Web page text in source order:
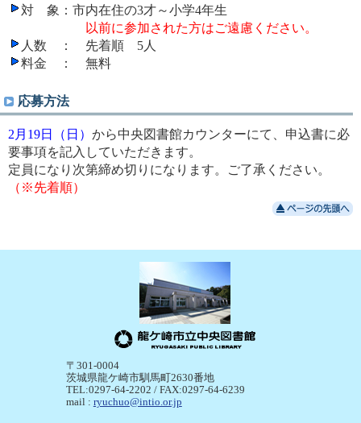
対 象：市内在住の3才～小学4年生
以前に参加された方はご遠慮ください。
人数 ： 先着順 5人
料金 ： 無料
応募方法
2月19日（日） から中央図書館カウンターにて、申込書に必
要事項を記入していただきます。
定員になり次第締め切りになります。ご了承ください。
（※先着順）
〒301-0004
茨城県龍ケ崎市馴馬町2630番地
TEL:0297-64-2202 / FAX:0297-64-6239
mail : ryuchuo@intio.or.jp